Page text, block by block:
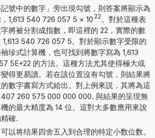
號中的數字」旁出現勾號，則答案將顯示為
1,613 540 726 057 5 × 10 22 。對於這種表
將被分割成指數，即這裡的 22，實際的數
1,613 540 726 057 5。對於顯示數字受限的
珍式計算機，也可找到將數字寫為 1,613
5E+22 的方法。這種方法尤其使得極大或
得更易讀。若在該位置沒有勾號，則結果將
數字書寫方式給出。對上例來説，其將為這
407 260 575 000 000 000. 與結果的呈現無
的最大精度為 14 位。這對大多數應用來說
確.
以将结果四舍五入到合理的特定小数位数。